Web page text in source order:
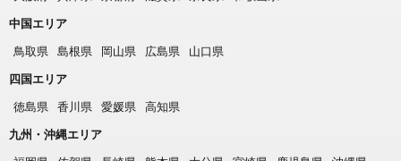
中国エリア
鳥取県
島根県 岡山県 広島県
山口県
四国エリア
徳島県
香川県 愛媛県
高知県
九州・沖縄エリア